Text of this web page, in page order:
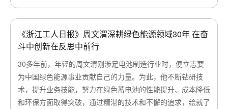
《浙江工人日报》周文渭深耕绿色能源领域30年 在奋
斗中创新在反思中前行
30多年前，年轻的周文渭刚涉足电池制造行业时，便立志要
为中国绿色能源事业贡献自己的力量。为此，他不断钻研技
术，提升业务技能，努力在绿色蓄电池的性能提升、成本降低
和环保方面取得突破，通过精湛的技术和不懈的追求，绘就了